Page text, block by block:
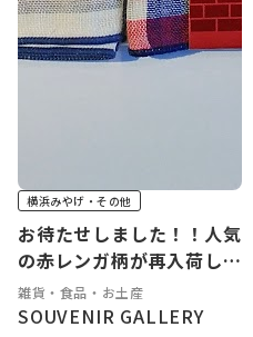
横浜みやげ・その他
お待たせしました！！人気
の赤レンガ柄が再入荷しま
した♪
雑貨・食品・お土産
SOUVENIR GALLERY